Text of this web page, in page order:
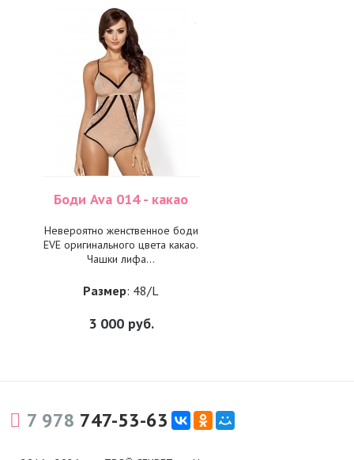
Боди Ava 014 - какао
Невероятно женственное боди
EVE оригинального цвета какао.
Чашки лифа...
Размер: 48/L
3 000руб.
7 978 747-53-63